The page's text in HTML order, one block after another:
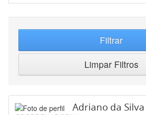
Filtrar
Limpar Filtros
Adriano da Silva